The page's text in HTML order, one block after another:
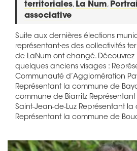
territoriales, La Num,
associative
Suite aux dernières élections
représentant⋅es des collectivités
de LaNum ont changé. Découvrez
quelques anciens visages :
Communauté d’Agglomération
Représentant la commune de
commune de Biarritz
Saint-Jean-de-Luz Représentant
Représentant la commune de